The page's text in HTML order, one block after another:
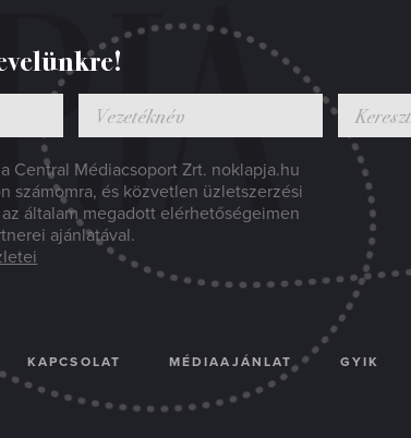
Central Médiacsoport Zrt. noklapja.hu
számomra, és közvetlen üzletszerzési
általam megadott elérhetőségeimen
ajánlatával.
KAPCSOLAT MÉDIAAJÁNLAT GYIK